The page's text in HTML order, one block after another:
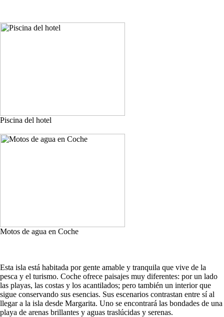
Piscina del hotel
Motos de agua en Coche
Esta isla está habitada por gente amable y tranquila que vive de la
pesca y el turismo. Coche ofrece paisajes muy diferentes: por un lado
las playas, las costas y los acantilados; pero también un interior que
sigue conservando sus esencias. Sus escenarios contrastan entre sí al
llegar a la isla desde Margarita. Uno se encontrará las bondades de una
playa de arenas brillantes y aguas traslúcidas y serenas.